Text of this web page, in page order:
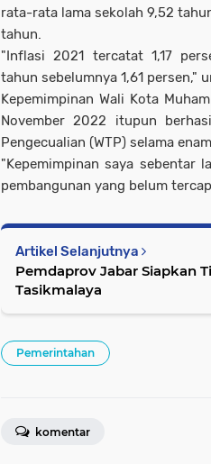
rata-rata lama sekolah 9,52
tahun.
"Inflasi 2021 tercatat 1,17
tahun sebelumnya 1,61 persen,"
Kepemimpinan Wali Kota
November 2022 itupun
Pengecualian (WTP) selama
"Kepemimpinan saya sebentar
pembangunan yang belum
Artikel Selanjutnya
Pemdaprov Jabar Siapkan
Tasikmalaya
Pemerintahan
komentar